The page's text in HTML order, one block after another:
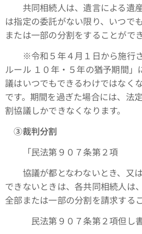
共同相続人は、遺言による遺
は指定の委託がない限り、いつで
または一部の分割をすることができ
※令和５年４月１日から施行
ルール １０年・５年の猶予期間」
議はいつでもできるわけではなく
です。期間を過ぎた場合には、法
割協議しかできなくなります。
③裁判分割
「民法第９０７条第２項
協議が都となわないとき、又
できないときは、各共同相続人は
全部または一部の分割を請求する
民法第９０７条第２項但し